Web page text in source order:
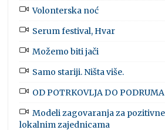
Volonterska noć
Serum festival, Hvar
Možemo biti jači
Samo stariji. Ništa više.
OD POTRKOVLJA DO PODRUMA
Modeli zagovaranja za
lokalnim zajednicama